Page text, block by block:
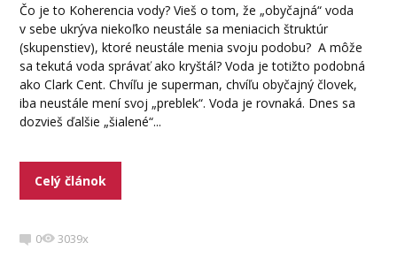
Čo je to Koherencia vody? Vieš o tom, že „obyčajná“ voda
v sebe ukrýva niekoľko neustále sa meniacich štruktúr
(skupenstiev), ktoré neustále menia svoju podobu? A môže
sa tekutá voda správať ako kryštál? Voda je totižto podobná
ako Clark Cent. Chvíľu je superman, chvíľu obyčajný človek,
iba neustále mení svoj „preblek“. Voda je rovnaká. Dnes sa
dozvieš ďalšie „šialené“...
Celý článok
0 3039x